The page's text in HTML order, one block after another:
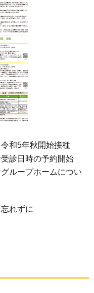
和5年秋開始接種
診日時の予約開始
ループホームについ
れずに